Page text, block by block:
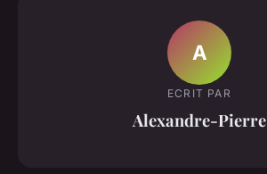
A
ECRIT PAR
Alexandre-Pierre